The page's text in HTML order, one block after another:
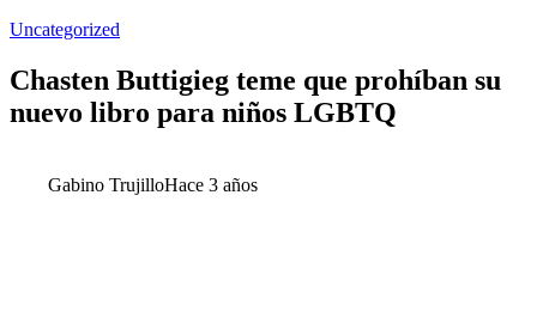
Uncategorized
Chasten Buttigieg teme que prohíban su
nuevo libro para niños LGBTQ
Gabino TrujilloHace 3 años